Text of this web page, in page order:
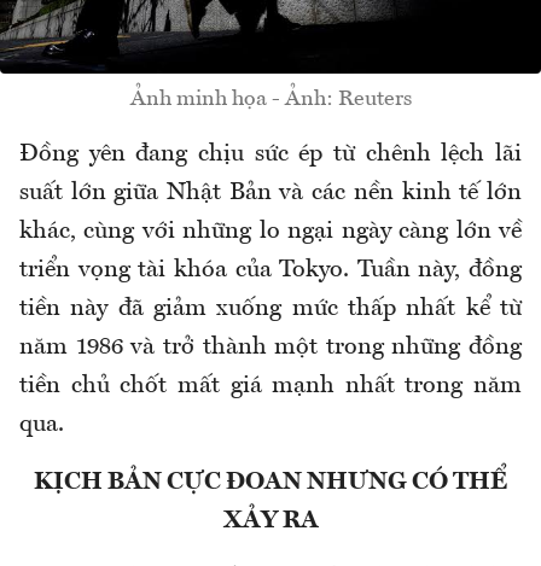
Ảnh minh họa - Ảnh: Reuters
Đồng yên đang chịu sức ép từ chênh lệch lãi
suất lớn giữa Nhật Bản và các nền kinh tế lớn
khác, cùng với những lo ngại ngày càng lớn về
triển vọng tài khóa của Tokyo. Tuần này, đồng
tiền này đã giảm xuống mức thấp nhất kể từ
năm 1986 và trở thành một trong những đồng
tiền chủ chốt mất giá mạnh nhất trong năm
qua.
KỊCH BẢN CỰC ĐOAN NHƯNG CÓ THỂ
XẢY RA